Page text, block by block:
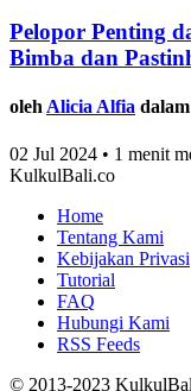
Pelopor Penting
Bimba dan
oleh Alicia Alfia dalam
02 Jul 2024 • 1 menit
KulkulBali.co
Home
Tentang Kami
Kebijakan Privasi
Tutorial
FAQ
Hubungi Kami
RSS Feeds
© 2013-2023